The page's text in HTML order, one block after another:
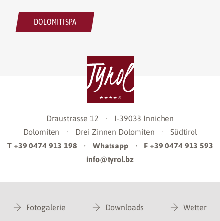
DOLOMITI SPA
Draustrasse 12 · I-39038 Innichen
Dolomiten
· Drei Zinnen Dolomiten ·
Südtirol
T +39 0474 913 198
· Whatsapp ·
F +39 0474 913 593
info@tyrol.bz
Fotogalerie Downloads Wetter